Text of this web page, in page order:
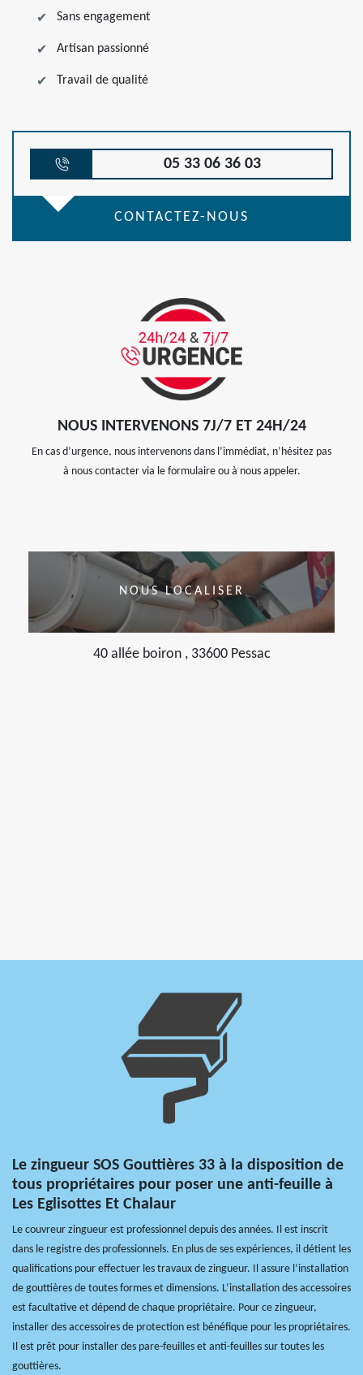
Sans engagement
Artisan passionné
Travail de qualité
05 33 06 36 03
CONTACTEZ-NOUS
NOUS INTERVENONS 7J/7 ET 24H/24
En cas d’urgence, nous intervenons dans l’immédiat, n’hésitez pas
à nous contacter via le formulaire ou à nous appeler.
NOUS LOCALISER
40 allée boiron , 33600 Pessac
Le zingueur SOS Gouttières 33 à la disposition de
tous propriétaires pour poser une anti-feuille à
Les Eglisottes Et Chalaur
Le couvreur zingueur est professionnel depuis des années. Il est inscrit
dans le registre des professionnels. En plus de ses expériences, il détient les
qualifications pour effectuer les travaux de zingueur. Il assure l’installation
de gouttières de toutes formes et dimensions. L’installation des accessoires
est facultative et dépend de chaque propriétaire. Pour ce zingueur,
installer des accessoires de protection est bénéfique pour les propriétaires.
Il est prêt pour installer des pare-feuilles et anti-feuilles sur toutes les
gouttières.